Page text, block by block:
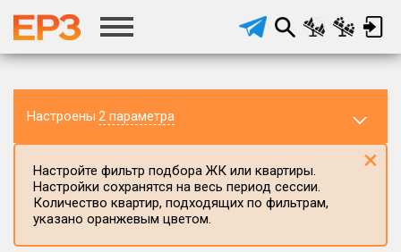
Настроены 2 параметра
Настройте фильтр подбора ЖК или квартиры.
Настройки сохранятся на весь период сессии.
Количество квартир, подходящих по фильтрам,
указано оранжевым цветом.
×